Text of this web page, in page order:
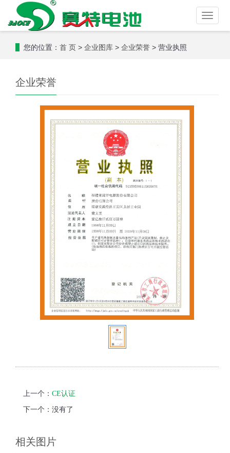
Toggle
您的位置： 首 页 > 企业图库 > 企业荣誉 > 营业执照
企业荣誉
上一个： CE认证
下一个：没有了
相关图片